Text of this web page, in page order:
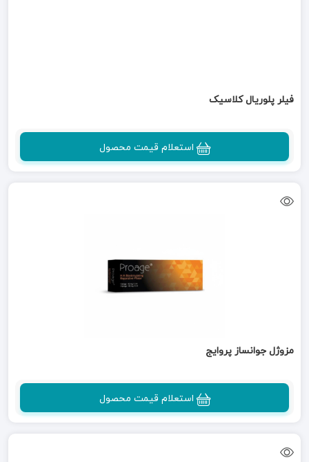
فیلر پلوریال کلاسیک
استعلام قیمت محصول
مزوژل جوانساز پروایج
استعلام قیمت محصول